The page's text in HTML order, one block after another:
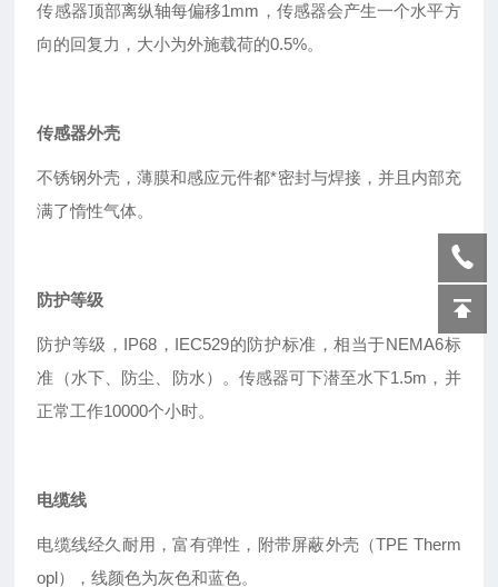
传感器顶部离纵轴每偏移1mm，传感器会产生一个水平方
向的回复力，大小为外施载荷的0.5%。
传感器外壳
不锈钢外壳，薄膜和感应元件都*密封与焊接，并且内部充
满了惰性气体。
防护等级
防护等级，IP68，IEC529的防护标准，相当于NEMA6标
准（水下、防尘、防水）。传感器可下潜至水下1.5m，并
正常工作10000个小时。
电缆线
电缆线经久耐用，富有弹性，附带屏蔽外壳（TPE Therm
opl），线颜色为灰色和蓝色。